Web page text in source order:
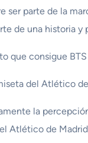
ser parte de la
de una historia y
que consigue
del Atlético
la
Atlético de